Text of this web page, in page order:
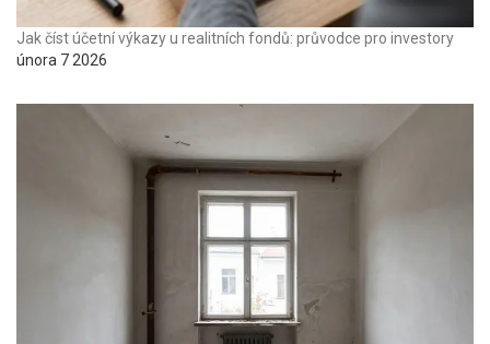
Jak číst účetní výkazy u realitních fondů: průvodce pro investory
února 7 2026